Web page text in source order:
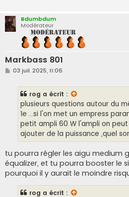
Bdumbdum
Modérateur
Markbass 801
M
03 juil. 2025, 11:06
rog a écrit :
plusieurs questions autour du
1e ...si l'on met un empress
petit ampli 60 W l'ampli on
ajouter de la puissance ,quel
tu pourra régler les aigu medium
équalizer, et tu pourra booster le
pourquoi il y aurait le moindre
rog a écrit :